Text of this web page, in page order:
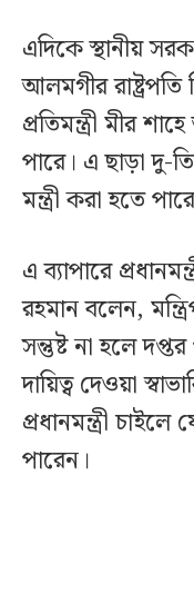
এদিকে স্থানীয়
আলমগীর রাষ্ট্রপতি
প্রতিমন্ত্রী মীর
পারে। এ ছাড়া দু-
মন্ত্রী করা হতে
এ ব্যাপারে
রহমান বলেন,
সন্তুষ্ট না হলে
দায়িত্ব দেওয়া
প্রধানমন্ত্রী
পারেন।